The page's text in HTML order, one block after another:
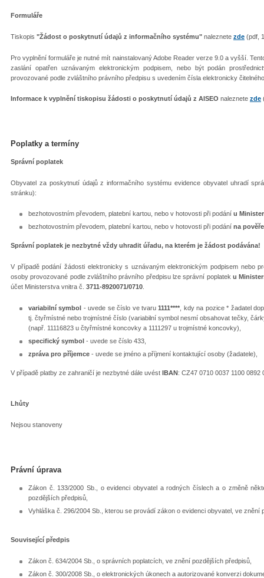
Formuláře
Tiskopis "Žádost o poskytnutí údajů z informačního systému" naleznete zde (pdf,
Pro vyplnění formuláře je nutné mít nainstalovaný Adobe Reader verze 9.0 a vyšší.
zaslání opatřen uznávaným elektronickým podpisem, nebo být podán
provozované podle zvláštního právního předpisu s uvedením čísla elektronicky
Informace k vyplnění tiskopisu žádosti o poskytnutí údajů z AISEO naleznete zde
Poplatky a termíny
Správní poplatek
Obyvatel za poskytnutí údajů z informačního systému evidence obyvatel uhradí
stránku):
bezhotovostním převodem, platební kartou, nebo v hotovosti při podání u
bezhotovostním převodem, platební kartou, nebo v hotovosti při podání na
Správní poplatek je nezbytné vždy uhradit úřadu, na kterém je žádost podávána!
V případě podání žádosti elektronicky s uznávaným elektronickým podpisem nebo
osoby provozované podle zvláštního právního předpisu lze správní poplatek u
účet Ministerstva vnitra č. 3711-8920071/0710
variabilní symbol - uvede se číslo ve tvaru1111**** , kdy na pozice * žadatel
tj. čtyřmístné nebo trojmístné číslo (variabilní symbol nesmí obsahovat tečky,
(např. 11116823 u čtyřmístné koncovky a 1111297 u trojmístné koncovky),
specifický symbol - uvede se číslo 433,
zpráva pro příjemce - uvede se jméno a příjmení kontaktující osoby (žadatele),
V případě platby ze zahraničí je nezbytné dále uvést IBAN: CZ47 0710 0037 1100 0892
Lhůty
Nejsou stanoveny
Právní úprava
Zákon č. 133/2000 Sb., o evidenci obyvatel a rodných číslech a o změně
pozdějších předpisů,
Vyhláška č. 296/2004 Sb., kterou se provádí zákon o evidenci obyvatel, ve znění
Související předpis
Zákon č. 634/2004 Sb., o správních poplatcích, ve znění pozdějších předpisů,
Zákon č. 300/2008 Sb., o elektronických úkonech a autorizované konverzi